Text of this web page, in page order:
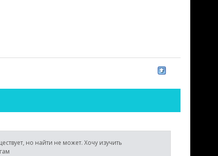
но найти не может. Хочу изучить